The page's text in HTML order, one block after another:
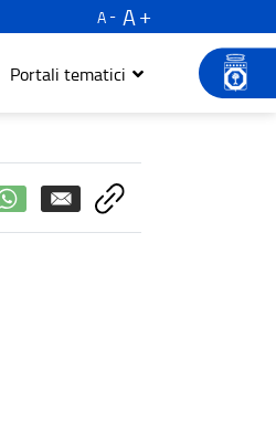
A
A
Portali tematici
cultura